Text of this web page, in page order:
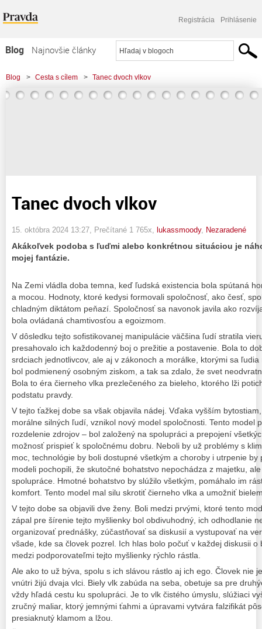
Registrácia Prihlásenie
Blog
Najnovšie články
Najčítanejšie články
Najkomentovanejšie články
Blog > Cesta s cílem > Tanec dvoch vlkov
Tanec dvoch vlkov
15. októbra 2024 13:27 , Prečítané 1 765x, lukassmoody, Nezaradené
Akákoľvek podoba s ľuďmi alebo konkrétnou situáciou je
mojej fantázie.
Na Zemi vládla doba temna, keď ľudská existencia bola spútaná
a mocou. Hodnoty, ktoré kedysi formovali spoločnosť, ako česť,
chladným diktátom peňazí. Spoločnosť sa navonok javila ako
bola ovládaná chamtivosťou a egoizmom.
V dôsledku tejto sofistikovanej manipulácie väčšina ľudí stratila
presahovalo ich každodenný boj o prežitie a postavenie. Bola to
srdciach jednotlivcov, ale aj v zákonoch a morálke, ktorými sa
bol podmienený osobným ziskom, a tak sa zdalo, že svet
Bola to éra čierneho vlka prezlečeného za bieleho, ktorého lži
podstatu pravdy.
V tejto ťažkej dobe sa však objavila nádej. Vďaka vyšším
morálne silných ľudí, vznikol nový model spoločnosti. Tento model
rozdelenie zdrojov – bol založený na spolupráci a prepojení
možnosť prispieť k spoločnému dobru. Neboli by už problémy s
moc, technológie by boli dostupné všetkým a choroby i utrpenie
modeli pochopili, že skutočné bohatstvo nepochádza z majetku,
spolupráce. Hmotné bohatstvo by slúžilo všetkým, pomáhalo im
komfort. Tento model mal silu skrotiť čierneho vlka a umožniť
V tejto dobe sa objavili dve ženy. Boli medzi prvými, ktoré tento
zápal pre šírenie tejto myšlienky bol obdivuhodný, ich odhodlanie
organizovať prednášky, zúčastňovať sa diskusií a vystupovať na
všade, kde sa človek pozrel. Ich hlas bolo počuť v každej diskusii
medzi podporovateľmi tejto myšlienky rýchlo rástla.
Ale ako to už býva, spolu s ich slávou rástlo aj ich ego. Človek nie
vnútri žijú dvaja vlci. Biely vlk zabúda na seba, obetuje sa pre
vždy hľadá cestu ku spolupráci. Je to vlk čistého úmyslu, slúžiaci
zručný maliar, ktorý jemnými ťahmi a úpravami vytvára falzifikát
presiaknutý klamom a lžou.